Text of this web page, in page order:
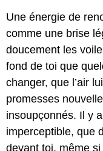
Une énergie de
comme une brise
doucement les
fond de toi que
changer, que l’air
promesses
insoupçonnés. Il y
imperceptible, que
devant toi, même